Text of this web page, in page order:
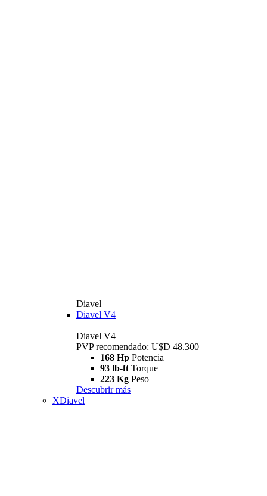
Diavel
Diavel V4
Diavel V4
PVP recomendado: U$D 48.300
168 Hp Potencia
93 lb-ft Torque
223 Kg Peso
Descubrir más
XDiavel